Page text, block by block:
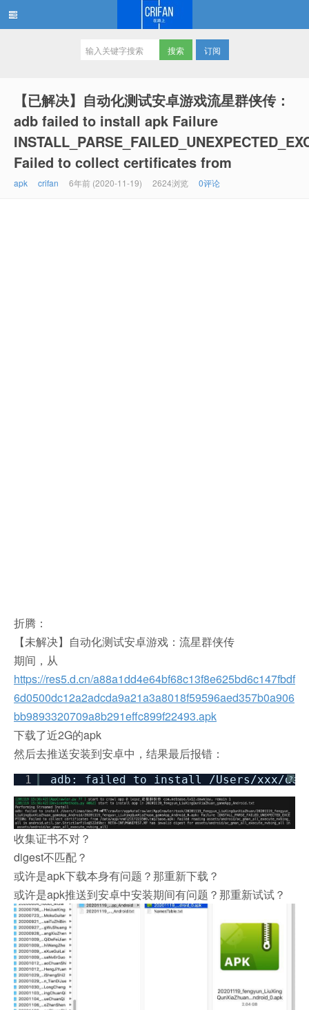
订阅
【已解决】自动化测试安卓游戏流星群侠传：
adb failed to install apk Failure
Failed to collect certificates from
apk crifan 6年前 (2020-11-19) 2624浏览 0评论
折腾：
【未解决】自动化测试安卓游戏：流星群侠传
期间，从
https://res5.d.cn/a88a1dd4e64bf68c13f8e625bd6c147fbdf
6d0500dc12a2adcda9a21a3a8018f59596aed357b0a906
bb9893320709a8b291effc899f22493.apk
下载了近2G的apk
然后去推送安装到安卓中，结果最后报错：
?
1 adb: failed to install /Users/xxx/dev/xxx/
收集证书不对？
digest不匹配？
或许是apk下载本身有问题？那重新下载？
或许是apk推送到安卓中安装期间有问题？那重新试试？